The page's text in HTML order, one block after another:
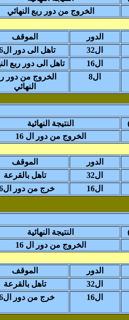
الخروج من دور ربع النهائي
الموقف
الدور
تاهل الى دور ال16
ال32
تاهل الى دور ربع
ال16
الخروج من دور
النهائي
ال8
النتيجة النهائية
الخروج من دور ال 16
الموقف
الدور
تاهل بالقرعة
ال32
خرج من دور ال16
ال16
النتيجة النهائية
الخروج من دور ال 16
الموقف
الدور
تاهل بالقرعة
ال32
خرج من دور ال16
ال16